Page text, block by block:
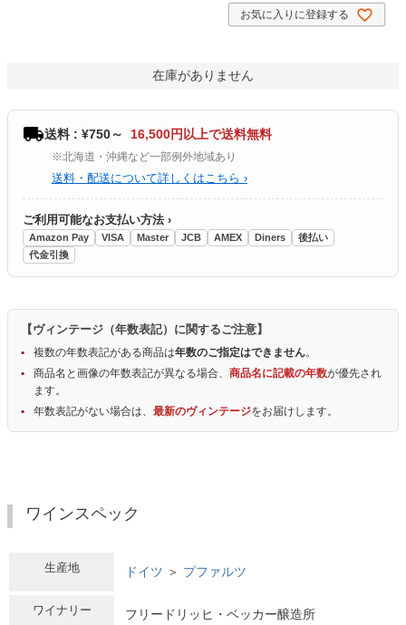
お気に入りに登録する
在庫がありません
送料 : ¥750～ 16,500円以上で送料無料
※北海道・沖縄など一部例外地域あり
送料・配送について詳しくはこちら ›
ご利用可能なお支払い方法 ›
Amazon Pay VISA Master JCB AMEX Diners
後払い
代金引換
【ヴィンテージ（年数表記）に関するご注意】
複数の年数表記がある商品は年数のご指定はできません。
商品名と画像の年数表記が異なる場合、 商品名に記載の年数が優先され
ます。
年数表記がない場合は、 最新のヴィンテージをお届けします。
ワインスペック
生産地 ドイツ ＞ プファルツ
ワイナリー フリードリッヒ・ベッカー醸造所